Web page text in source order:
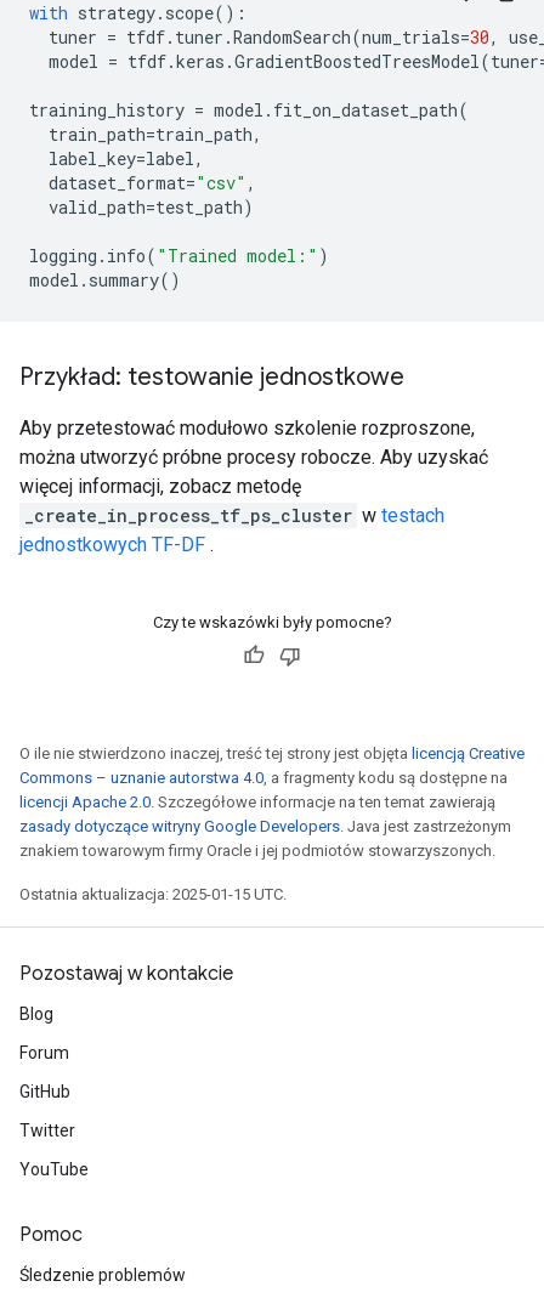
with strategy. scope():
tuner = tfdf. tuner .RandomSearch(num_trials=30,
model = tfdf.keras .GradientBoostedTreesModel(tuner
training_history = model . fit_on_dataset_path(
train_path=train_path,
label_key=label,
dataset_format="csv" ,
valid_path=test_path)
logging . info( "Trained model:" )
model . summary()
Przykład: testowanie jednostkowe
Aby przetestować modułowo szkolenie rozproszone,
można utworzyć próbne procesy robocze. Aby uzyskać
więcej informacji, zobacz metodę
_create_in_process_tf_ps_cluster w testach
jednostkowych TF-DF .
Czy te wskazówki były pomocne?
O ile nie stwierdzono inaczej, treść tej strony jest objęta licencją Creative
Commons – uznanie autorstwa 4.0, a fragmenty kodu są dostępne na
licencji Apache 2.0. Szczegółowe informacje na ten temat zawierają
zasady dotyczące witryny Google Developers. Java jest zastrzeżonym
znakiem towarowym firmy Oracle i jej podmiotów stowarzyszonych.
Ostatnia aktualizacja: 2025-01-15 UTC.
Pozostawaj w kontakcie
Blog
Forum
GitHub
Twitter
YouTube
Pomoc
Śledzenie problemów